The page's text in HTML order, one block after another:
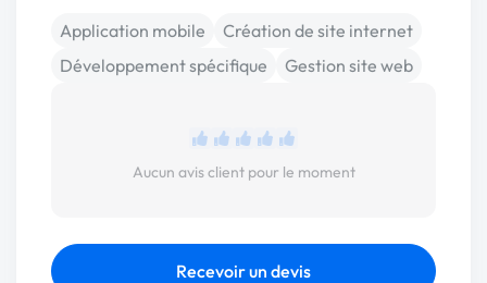
Application mobile
Création de site internet
Développement spécifique
Gestion site web
Aucun avis client pour le moment
Recevoir un devis